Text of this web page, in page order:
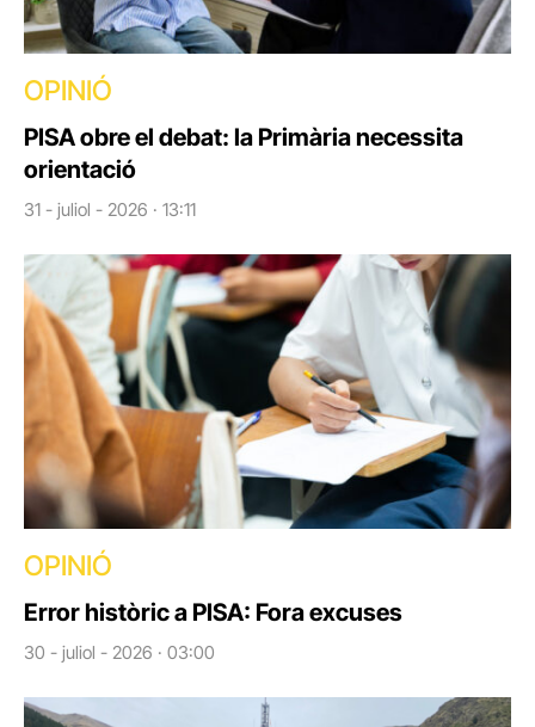
OPINIÓ
PISA obre el debat: la Primària necessita
orientació
31 - juliol - 2026 · 13:11
OPINIÓ
Error històric a PISA: Fora excuses
30 - juliol - 2026 · 03:00